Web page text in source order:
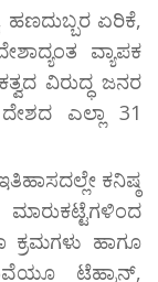
ಹಣದುಬ್ಬರ ಏರಿಕೆ,
ವ್ಯಾಪಕ
ವಿರುದ್ಧ ಜನರ
ಎಲ್ಲಾ 31
ಕನಿಷ್ಠ
ಕ್ರಮಗಳು ಹಾಗೂ
ಟೆಹ್ರಾನ್,